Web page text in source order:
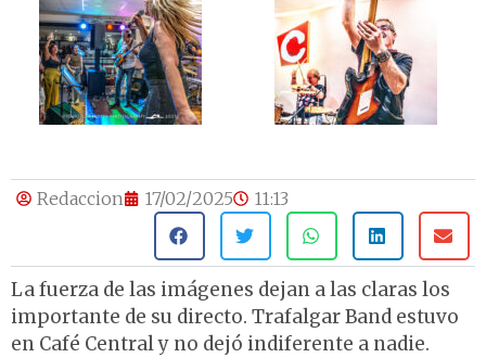
Redaccion 17/02/2025 11:13
La fuerza de las imágenes dejan a las claras los
importante de su directo. Trafalgar Band estuvo
en Café Central y no dejó indiferente a nadie.